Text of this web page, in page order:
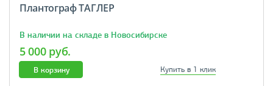
Плантограф ТАГЛЕР
В наличии на складе в Новосибирске
5 000 руб.
В корзину Купить в 1 клик